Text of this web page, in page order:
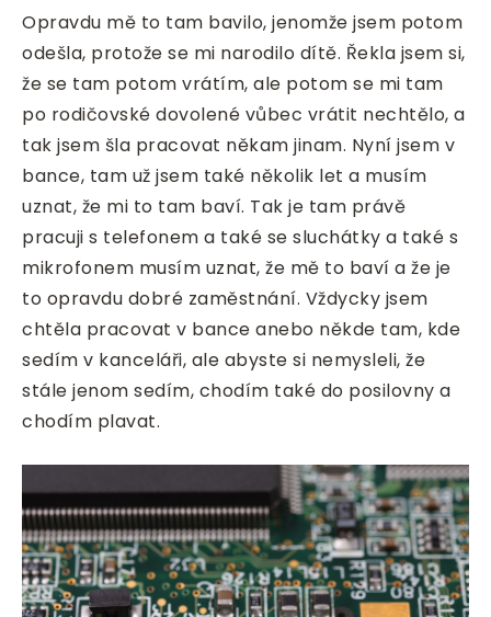
Opravdu mě to tam bavilo, jenomže jsem potom
odešla, protože se mi narodilo dítě. Řekla jsem si,
že se tam potom vrátím, ale potom se mi tam
po rodičovské dovolené vůbec vrátit nechtělo, a
tak jsem šla pracovat někam jinam. Nyní jsem v
bance, tam už jsem také několik let a musím
uznat, že mi to tam baví. Tak je tam právě
pracuji s telefonem a také se sluchátky a také s
mikrofonem musím uznat, že mě to baví a že je
to opravdu dobré zaměstnání. Vždycky jsem
chtěla pracovat v bance anebo někde tam, kde
sedím v kanceláři, ale abyste si nemysleli, že
stále jenom sedím, chodím také do posilovny a
chodím plavat.